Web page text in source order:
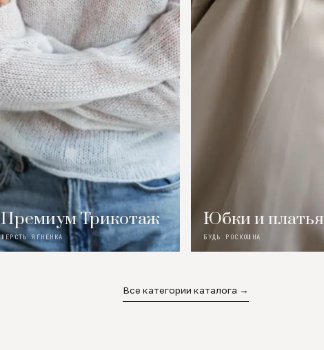
Премиум Трикотаж
ШЕРСТЬ ЯГНЕНКА
Юбки и платья
БУДЬ РОСКОШНА
Все категории каталога →